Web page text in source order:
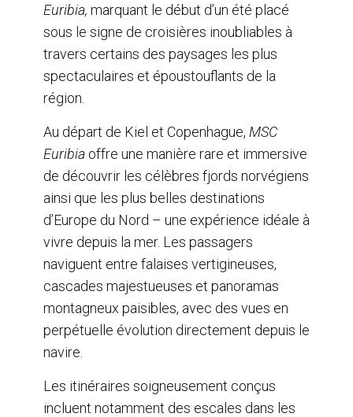
k
n
Euribia, marquant le début d’un été placé
sous le signe de croisières inoubliables à
travers certains des paysages les plus
spectaculaires et époustouflants de la
région.
Au départ de Kiel et Copenhague, MSC
Euribia offre une manière rare et immersive
de découvrir les célèbres fjords norvégiens
ainsi que les plus belles destinations
d’Europe du Nord – une expérience idéale à
vivre depuis la mer. Les passagers
naviguent entre falaises vertigineuses,
cascades majestueuses et panoramas
montagneux paisibles, avec des vues en
perpétuelle évolution directement depuis le
navire.
Les itinéraires soigneusement conçus
incluent notamment des escales dans les